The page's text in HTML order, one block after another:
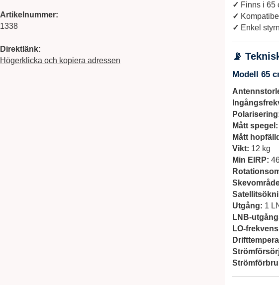
✓ Finns i 65
✓
✓ Enkel
📡
Modell 65
Mått spegel:
Mått
Vikt: 12 kg
Min EIRP:
Utgång: 1
LNB-
LO-
Artikelnummer:
1338
Direktlänk:
Högerklicka och kopiera adressen